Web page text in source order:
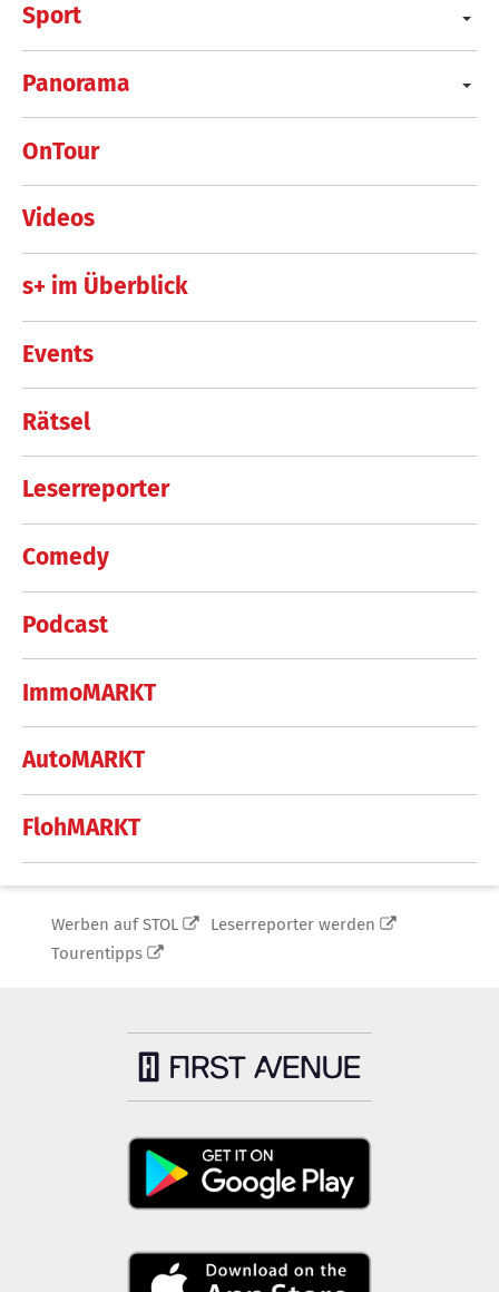
Sport
Panorama
OnTour
Videos
s+ im Überblick
Events
Rätsel
Leserreporter
Comedy
Podcast
ImmoMARKT
AutoMARKT
FlohMARKT
Werben auf STOL
Leserreporter werden
Tourentipps